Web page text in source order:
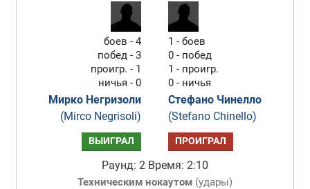
боев - 4
побед - 3
проигр. - 1
ничья - 0
Мирко Негризоли
(Mirco Negrisoli)
1 - боев
0 - побед
1 - проигр.
0 - ничья
Стефано Чинелло
(Stefano Chinello)
ВЫИГРАЛ ПРОИГРАЛ
Раунд: 2 Время: 2:10
Техническим нокаутом(удары)